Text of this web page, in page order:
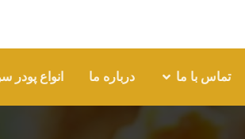
تماس با ما درباره ما انواع پودر